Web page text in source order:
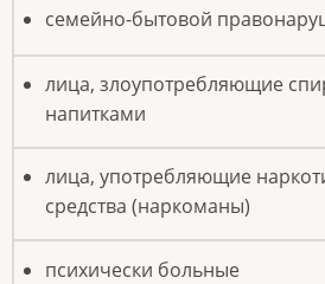
семейно-бытовой
лица, злоупотребляющие
напитками
лица, употребляющие
средства (наркоманы)
психически больные